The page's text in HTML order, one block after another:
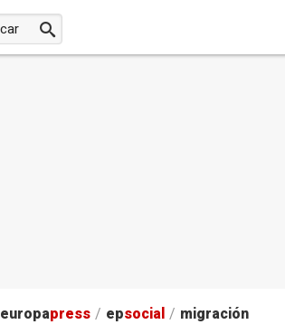
europapress / epsocial / migración